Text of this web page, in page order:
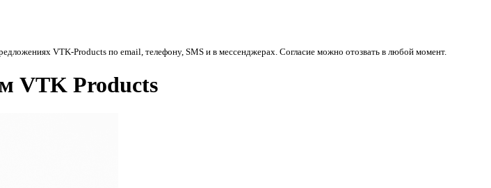
VTK-Products по email, телефону, SMS и в мессенджерах. Согласие можно отозвать в любой момент.
VTK Products